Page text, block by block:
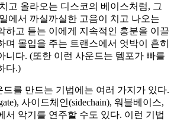
고 올라오는 디스코의 베이스처럼, 그
에서 까실까실한 고음이 치고 나오는
하고 듣는 이에게 지속적인 흥분을 이끌
며 몰입을 주는 트랜스에서 엇박이 흔히
니다. (또한 이런 사운드는 템포가 빠를
다.)
를 만드는 기법에는 여러 가지가 있다.
사이드체인(sidechain), 워블베이스,
서 악기를 연주할 수도 있다. 이런 기법